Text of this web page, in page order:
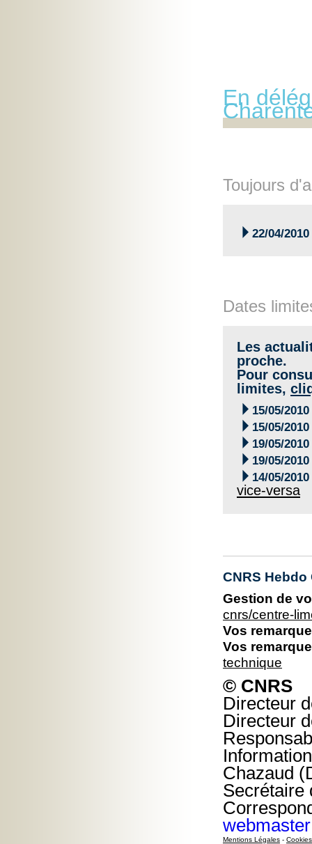
En
Toujours
 22/04/2010
Dates
Les
proche.
Pour
limites,
 15/05/2010
 15/05/2010
 19/05/2010
 19/05/2010
 14/05/2010
vice-versa
CNRS
Gestion de
cnrs/centre-
Vos
Vos
technique
© CNRS
Directeur
Directeur
Chazaud
Secrétaire
Mentions Légales - Cookies